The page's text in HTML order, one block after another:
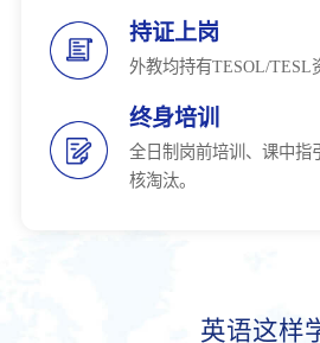
持证上岗
外教均持有TESOL/TESL
终身培训
全日制岗前培训、课中指
核淘汰。
英语这样